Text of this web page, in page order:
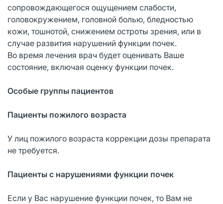
сопровождающегося ощущением слабости,
головокружением, головной болью, бледностью
кожи, тошнотой, снижением остроты зрения, или в
случае развития нарушений функции почек.
Во время лечения врач будет оценивать Ваше
состояние, включая оценку функции почек.
Особые группы пациентов
Пациенты пожилого возраста
У лиц пожилого возраста коррекции дозы препарата
не требуется.
Пациенты с нарушениями функции почек
Если у Вас нарушение функции почек, то Вам не